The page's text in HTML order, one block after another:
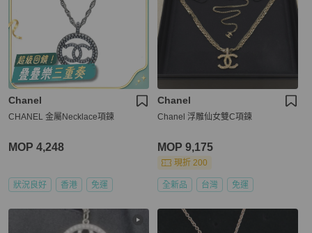
Chanel
CHANEL 金屬Necklace項鍊
MOP 4,248
狀況良好 香港 免運
Chanel
Chanel 浮雕仙女雙C項鍊
MOP 9,175
現折 200
全新品 台灣 免運